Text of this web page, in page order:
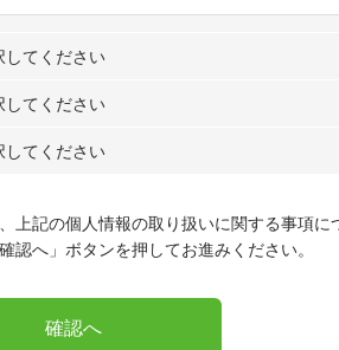
してください
してください
してください
上記の個人情報の取り扱いに関する事項に
認へ」ボタンを押してお進みください。
確認へ